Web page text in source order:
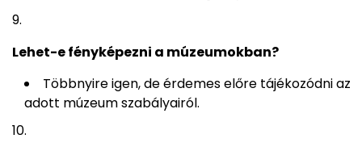
Lehet-e fényképezni a múzeumokban?
Többnyire igen, de érdemes előre tájékozódni az
adott múzeum szabályairól.